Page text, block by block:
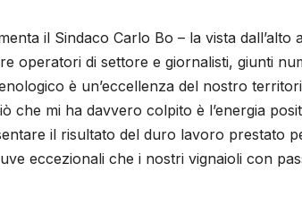
il Sindaco Carlo Bo – la vista dall’alto
operatori di settore e giornalisti, giunti
è un’eccellenza del nostro
che mi ha davvero colpito è l’energia
il risultato del duro lavoro prestato
eccezionali che i nostri vignaioli con